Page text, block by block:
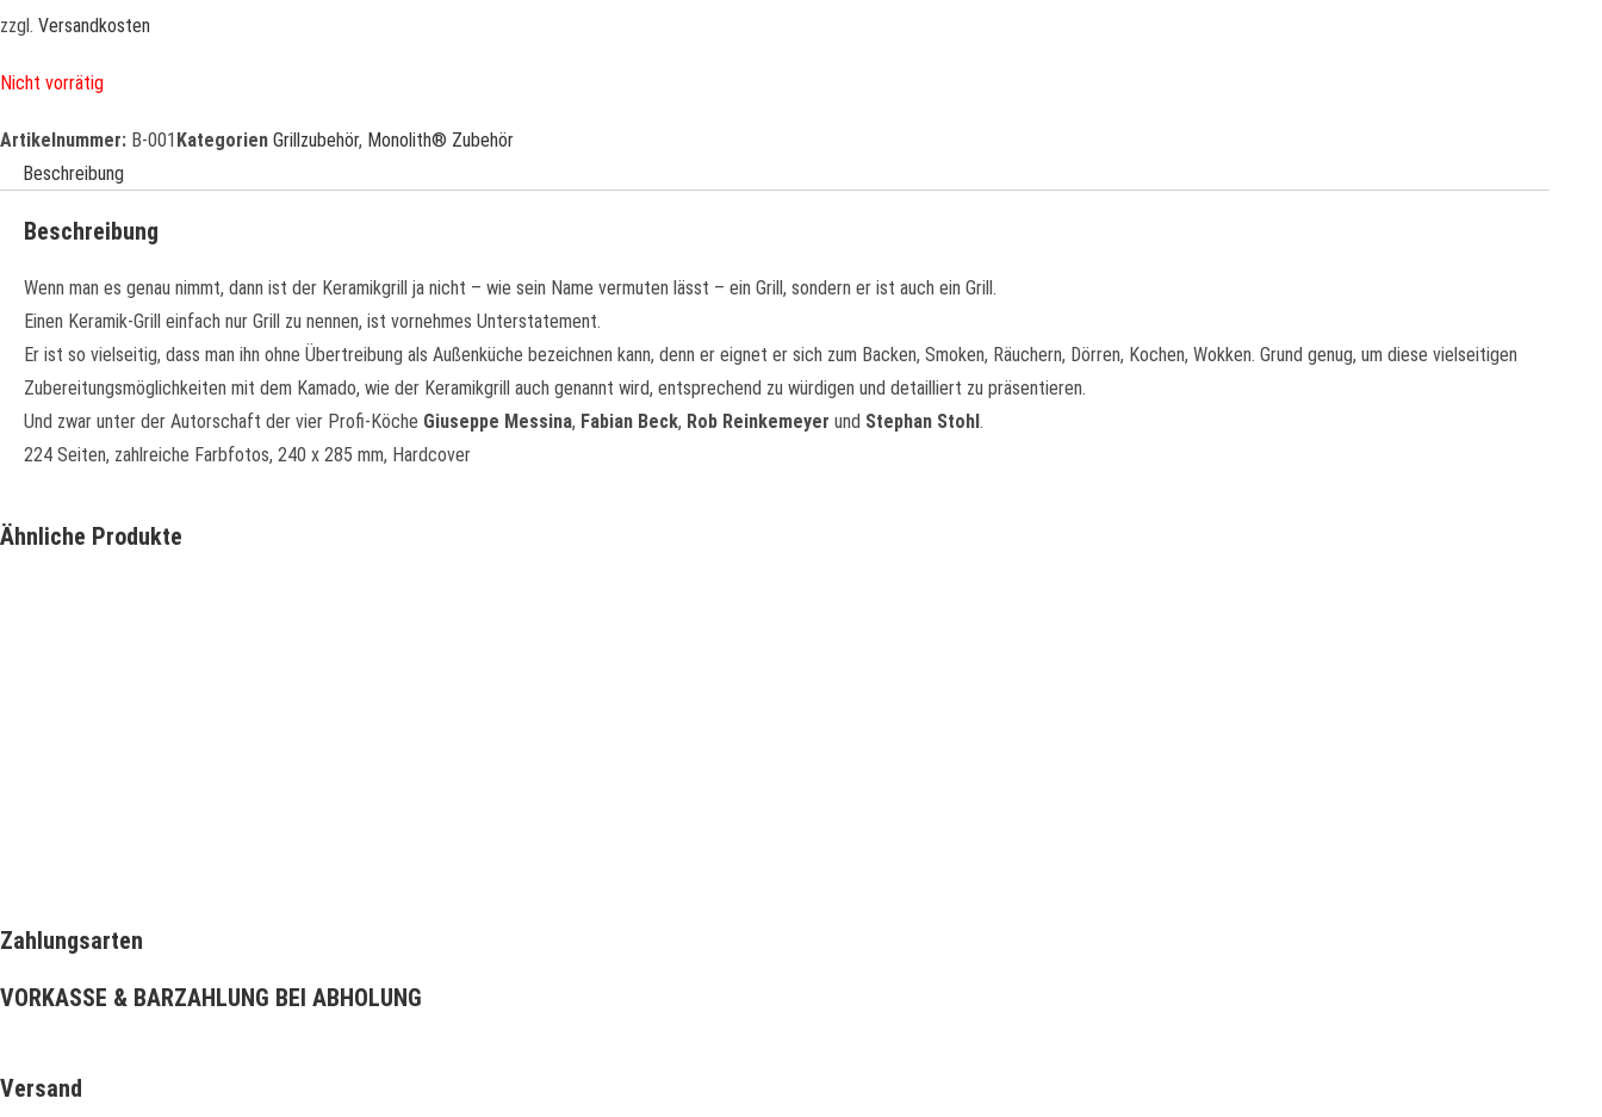
zzgl. Versandkosten
Nicht vorrätig
Artikelnummer: B-001 Kategorien Grillzubehör, Monolith® Zubehör
Beschreibung
Beschreibung
Wenn man es genau nimmt, dann ist der Keramikgrill ja nicht – wie sein Name vermuten lässt – ein Grill, sondern er ist auch ein Grill.
Einen Keramik-Grill einfach nur Grill zu nennen, ist vornehmes Unterstatement.
Er ist so vielseitig, dass man ihn ohne Übertreibung als Außenküche bezeichnen kann, denn er eignet er sich zum Backen, Smoken, Räuchern, Dörren, Kochen, Wokken. Grund genug, um diese vielseitigen
Zubereitungsmöglichkeiten mit dem Kamado, wie der Keramikgrill auch genannt wird, entsprechend zu würdigen und detailliert zu präsentieren.
Und zwar unter der Autorschaft der vier Profi-Köche Giuseppe Messina, Fabian Beck, Rob Reinkemeyer und Stephan Stohl.
224 Seiten, zahlreiche Farbfotos, 240 x 285 mm, Hardcover
Ähnliche Produkte
Zahlungsarten
VORKASSE & BARZAHLUNG BEI ABHOLUNG
Versand